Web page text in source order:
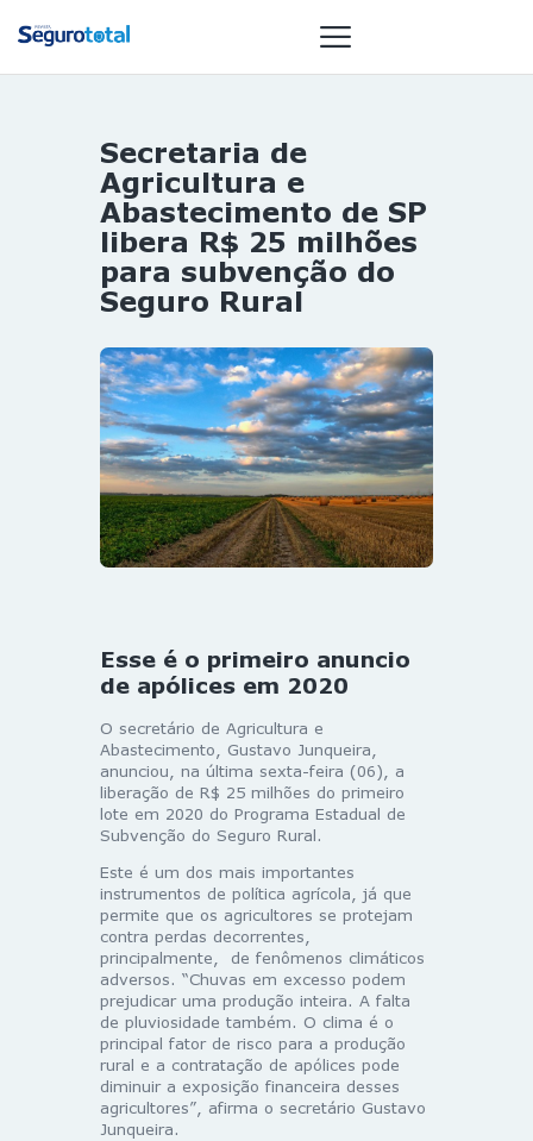
NOTÍCIAS
REVISTA
ESPECIAIS
GAIVOTA DE
OURO
ST SUMMIT
MULHERES
GESTORAS
HOMEST
HOME
Secretaria de
Agricultura e
Abastecimento de SP
libera R$ 25 milhões
para subvenção do
Seguro Rural
Esse é o primeiro anuncio
de apólices em 2020
O secretário de Agricultura e
Abastecimento, Gustavo Junqueira,
anunciou, na última sexta-feira (06), a
liberação de R$ 25 milhões do primeiro
lote em 2020 do Programa Estadual de
Subvenção do Seguro Rural.
Este é um dos mais importantes
instrumentos de política agrícola, já que
permite que os agricultores se protejam
contra perdas decorrentes,
principalmente, de fenômenos climáticos
adversos. “Chuvas em excesso podem
prejudicar uma produção inteira. A falta
de pluviosidade também. O clima é o
principal fator de risco para a produção
rural e a contratação de apólices pode
diminuir a exposição financeira desses
agricultores”, afirma o secretário Gustavo
Junqueira.